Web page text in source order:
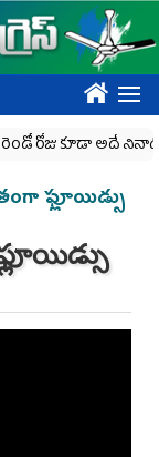
????
రెండో రోజు కూడా అదే నినాదం..
ఫ్లూయిడ్సు